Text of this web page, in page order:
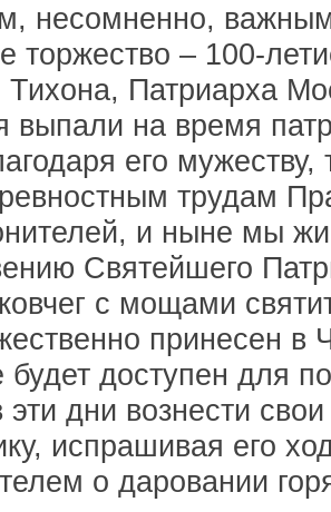
несомненно,
торжество – 100-
Тихона, Патриарха
выпали на время
его мужеству,
трудам
и ныне мы
Святейшего
с мощами
принесен
будет доступен для
эти дни вознести
испрашивая его
о даровании